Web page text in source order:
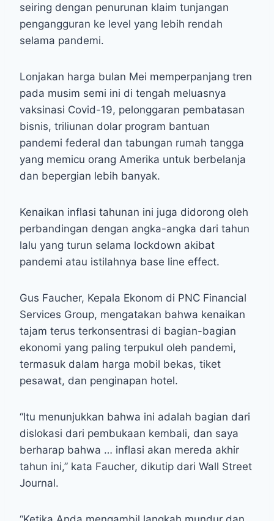
seiring dengan penurunan klaim tunjangan
pengangguran ke level yang lebih rendah
selama pandemi.
Lonjakan harga bulan Mei memperpanjang tren
pada musim semi ini di tengah meluasnya
vaksinasi Covid-19, pelonggaran pembatasan
bisnis, triliunan dolar program bantuan
pandemi federal dan tabungan rumah tangga
yang memicu orang Amerika untuk berbelanja
dan bepergian lebih banyak.
Kenaikan inflasi tahunan ini juga didorong oleh
perbandingan dengan angka-angka dari tahun
lalu yang turun selama lockdown akibat
pandemi atau istilahnya base line effect.
Gus Faucher, Kepala Ekonom di PNC Financial
Services Group, mengatakan bahwa kenaikan
tajam terus terkonsentrasi di bagian-bagian
ekonomi yang paling terpukul oleh pandemi,
termasuk dalam harga mobil bekas, tiket
pesawat, dan penginapan hotel.
“Itu menunjukkan bahwa ini adalah bagian dari
dislokasi dari pembukaan kembali, dan saya
berharap bahwa … inflasi akan mereda akhir
tahun ini,” kata Faucher, dikutip dari Wall Street
Journal.